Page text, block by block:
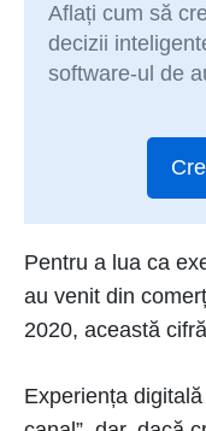
Aflați cum să
decizii
software-ul de
Pentru a lua ca
au venit din
2020, această
Experiența